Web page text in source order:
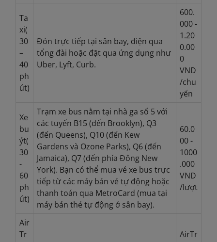
Ta
xi(
30
–
40
ph
út)
Đón trực tiếp tại sân bay, điện qua
tổng đài hoặc đặt qua ứng dụng như
Uber, Lyft, Curb.
600.
000 -
1.20
0.00
0
VND
/chu
yến
Xe
bu
ýt(
30
-
60
ph
út)
Trạm xe bus nằm tại nhà ga số 5 với
các tuyến B15 (đến Brooklyn), Q3
(đến Queens), Q10 (đến Kew
Gardens và Ozone Parks), Q6 (đến
Jamaica), Q7 (đến phía Đông New
York). Bạn có thể mua vé xe bus trực
tiếp từ các máy bán vé tự động hoặc
thanh toán qua MetroCard (mua tại
máy bán thẻ tự động ở sân bay).
60.0
00 -
1000
.000
VND
/lượt
Air
Tr
AirTr